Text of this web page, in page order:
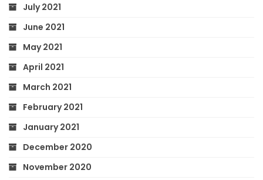
July 2021
June 2021
May 2021
April 2021
March 2021
February 2021
January 2021
December 2020
November 2020